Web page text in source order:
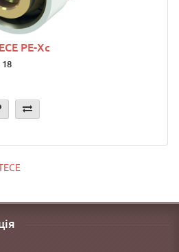
РЕ-Xc
18